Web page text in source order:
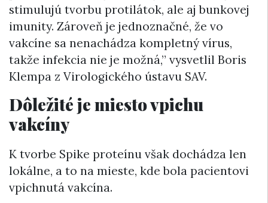
stimulujú tvorbu protilátok, ale aj bunkovej
imunity. Zároveň je jednoznačné, že vo
vakcíne sa nenachádza kompletný vírus,
takže infekcia nie je možná,” vysvetlil Boris
Klempa z Virologického ústavu SAV.
Dôležité je miesto vpichu
vakcíny
K tvorbe Spike proteínu však dochádza len
lokálne, a to na mieste, kde bola pacientovi
vpichnutá vakcína.